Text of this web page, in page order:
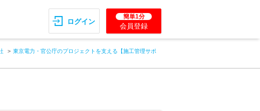
ログイン
簡単1分
会員登録
東京電力・官公庁のプロジェクトを支える【施工管理サポ